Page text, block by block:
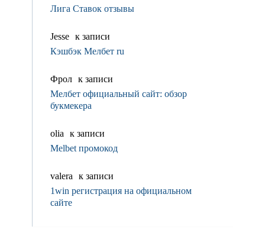
Лига Ставок отзывы
Jesse к записи
Кэшбэк Мелбет ru
Фрол к записи
Мелбет официальный сайт: обзор
букмекера
olia
к записи
Melbet промокод
valerа
к записи
1win регистрация на официальном
сайте